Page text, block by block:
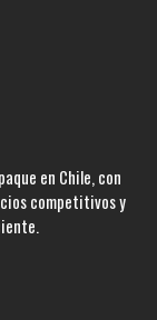
en Chile, con
competitivos y